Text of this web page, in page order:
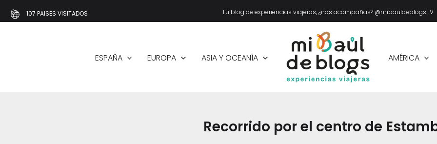
al
107 PAISES VISITADOS Tu blog de experiencias viajeras, ¿nos acompañas? @mibauldeblogsTV
ESPAÑA EUROPA ASIA Y OCEANÍA AMÉRICA
Recorrido por el centro de